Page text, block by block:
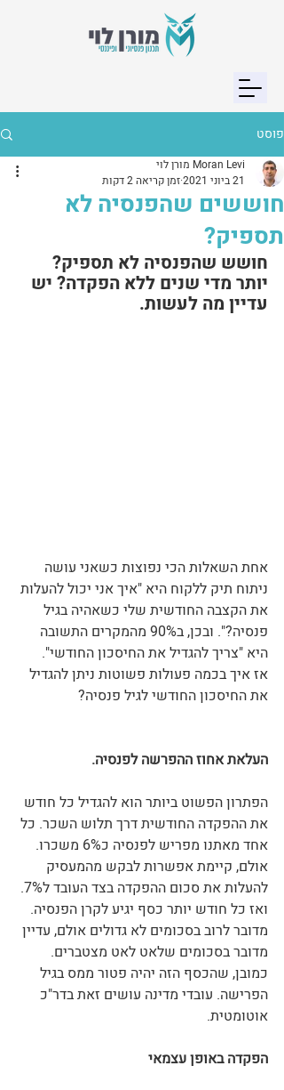
פוסט
חוששים שהפנסיה לא
תספיק?
Moran Levi מורן לוי
21 ביוני 2021
זמן קריאה 2 דקות
חושש שהפנסיה לא תספיק?
יותר מדי שנים ללא הפקדה? יש
עדיין מה לעשות.
אחת השאלות הכי נפוצות כשאני עושה
ניתוח תיק ללקוח היא "איך אני יכול להעלות
את הקצבה החודשית שלי כשאהיה בגיל
פנסיה?". ובכן, ב90% מהמקרים התשובה
היא "צריך להגדיל את החיסכון החודשי".
אז איך בכמה פעולות פשוטות ניתן להגדיל
את החיסכון החודשי לגיל פנסיה?
העלאת אחוז ההפרשה לפנסיה.
הפתרון הפשוט ביותר הוא להגדיל כל חודש
את ההפקדה החודשית דרך תלוש השכר. כל
אחד מאתנו מפריש לפנסיה כ6% משכרו.
אולם, קיימת אפשרות לבקש מהמעסיק
להעלות את סכום ההפקדה בצד העובד ל7%.
ואז כל חודש יותר כסף יגיע לקרן הפנסיה.
מדובר לרוב בסכומים לא גדולים אולם, עדיין
מדובר בסכומים שלאט לאט מצטברים.
כמובן, שהכסף הזה יהיה פטור ממס בגיל
הפרישה. עובדי מדינה עושים זאת בדר"כ
אוטומטית.
הפקדה באופן עצמאי